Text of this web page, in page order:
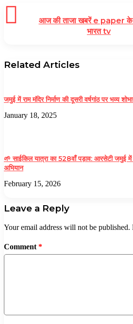
आज की ताजा खबरें e paper
भारत tv
Related Articles
जमुई में राम मंदिर निर्माण की दूसरी वर्षगांठ पर भव्य
January 18, 2025
🌱 साईकिल यात्रा का 528वाँ पड़ाव: आरसेटी
अभियान
February 15, 2026
Leave a Reply
Your email address will not be published.
Comment *